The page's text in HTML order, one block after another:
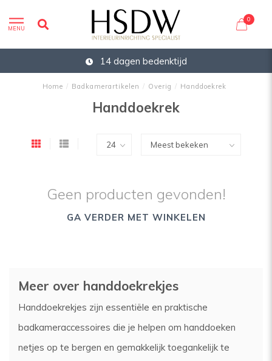
MENU
0
14 dagen bedenktijd
Home / Badkamerartikelen / Overig / Handdoekrek
Handdoekrek
Geen producten gevonden!
GA VERDER MET WINKELEN
Meer over handdoekrekjes
Handdoekrekjes zijn essentiële en praktische
badkameraccessoires die je helpen om handdoeken
netjes op te bergen en gemakkelijk toegankelijk te